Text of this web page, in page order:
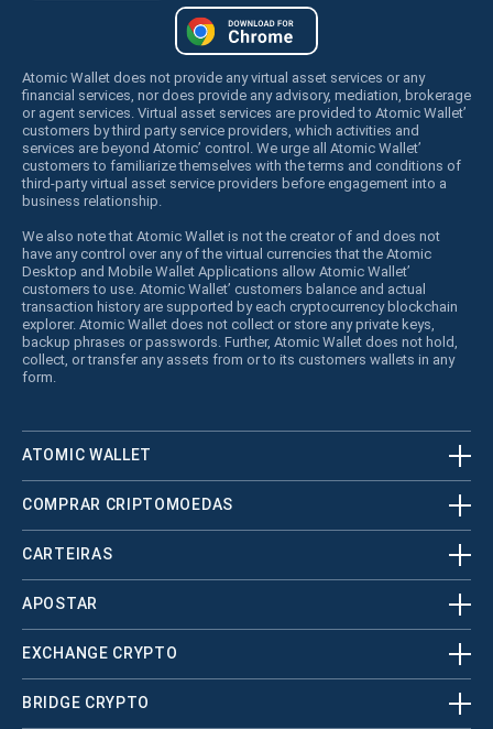
Atomic Wallet does not provide any virtual asset services or any
financial services, nor does provide any advisory, mediation, brokerage
or agent services. Virtual asset services are provided to Atomic Wallet’
customers by third party service providers, which activities and
services are beyond Atomic’ control. We urge all Atomic Wallet’
customers to familiarize themselves with the terms and conditions of
third-party virtual asset service providers before engagement into a
business relationship.
We also note that Atomic Wallet is not the creator of and does not
have any control over any of the virtual currencies that the Atomic
Desktop and Mobile Wallet Applications allow Atomic Wallet’
customers to use. Atomic Wallet’ customers balance and actual
transaction history are supported by each cryptocurrency blockchain
explorer. Atomic Wallet does not collect or store any private keys,
backup phrases or passwords. Further, Atomic Wallet does not hold,
collect, or transfer any assets from or to its customers wallets in any
form.
ATOMIC WALLET
COMPRAR CRIPTOMOEDAS
CARTEIRAS
APOSTAR
EXCHANGE CRYPTO
BRIDGE CRYPTO